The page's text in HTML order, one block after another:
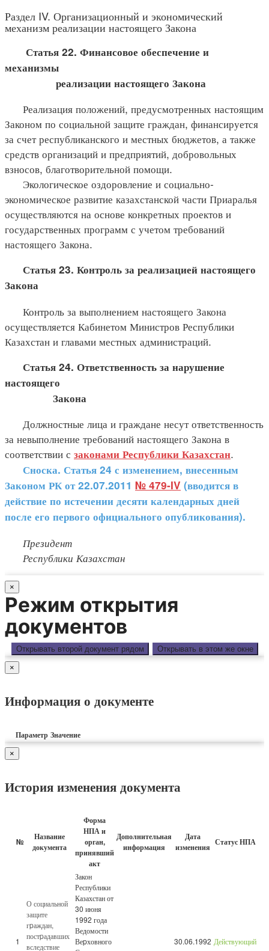
Раздел IV. Организационный и экономический
механизм реализации настоящего Закона
Статья 22. Финансовое обеспечение и
механизмы
реализации настоящего Закона
Реализация положений, предусмотренных настоящим
Законом по социальной защите граждан, финансируется
за счет республиканского и местных бюджетов, а также
средств организаций и предприятий, добровольных
взносов, благотворительной помощи.
Экологическое оздоровление и социально-
экономическое развитие казахстанской части Приаралья
осуществляются на основе конкретных проектов и
государственных программ с учетом требований
настоящего Закона.
Статья 23. Контроль за реализацией настоящего
Закона
Контроль за выполнением настоящего Закона
осуществляется Кабинетом Министров Республики
Казахстан и главами местных администраций.
Статья 24. Ответственность за нарушение
настоящего
Закона
Должностные лица и граждане несут ответственность
за невыполнение требований настоящего Закона в
соответствии с законами Республики Казахстан.
Сноска. Статья 24 с изменением, внесенным
Законом РК от 22.07.2011 № 479-IV (вводится в
действие по истечении десяти календарных дней
после его первого официального опубликования).
Президент
Республики Казахстан
×
Режим открытия
документов
Открывать второй документ рядом Открывать в этом же окне
×
Информация о документе
Параметр Значение
×
История изменения документа
№
Название
документа
Форма
НПА и
орган,
принявший
акт
Дополнительная
информация
Дата
изменения Статус НПА
1
О социальной
защите
гpаждан,
постpадавших
вследствие
Закон
Республики
Казахстан от
30 июня
1992 года
Ведомости
Веpховного
30.06.1992 Действующий